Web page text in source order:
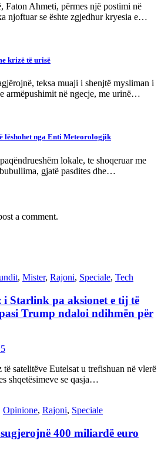
Faton Ahmeti, përmes një postimi në
njoftuar se ështe zgjedhur kryesia e…
krizë të urisë
teksa muaji i shenjtë mysliman i
armëpushimit në ngecje, me urinë…
lëshohet nga Enti Meteorologjik
lokale, te shoqeruar me
gjatë pasdites dhe…
a comment.
, Mister, Rajoni, Speciale, Tech
Starlink pa aksionet e tij të
Trump ndaloi ndihmën për
satelitëve Eutelsat u trefishuan në vlerë
shqetësimeve se qasja…
Opinione, Rajoni, Speciale
400 miliardë euro